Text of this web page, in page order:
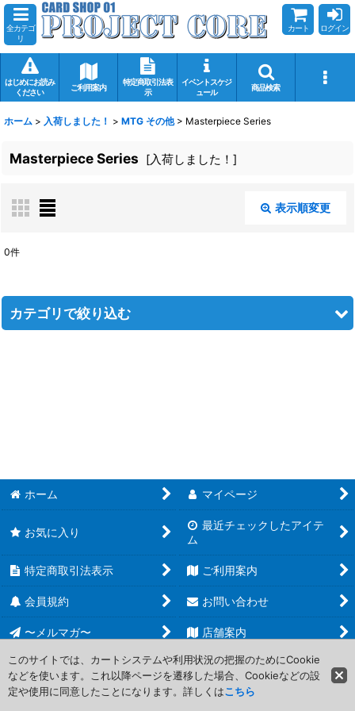
全カテゴ
リ
カート ログイン
はじめにお読み
ください
ご利用案内
特定商取引法表
示
イベントスケジ
ュール
商品検索
ホーム > 入荷しました！ > MTG その他 > Masterpiece Series
Masterpiece Series [入荷しました！ ]
表示順変更
在庫あり
0件
カテゴリで絞り込む
【UST】Unstable
【UNH】Unhinged
Masterpiece Series
【V17】From the Vault:Transform
【V16】From the Vault:Lore
【V15】From the Vault:Angels
ホーム マイページ
お気に入り
最近チェックしたアイテ
ム
特定商取引法表示 ご利用案内
会員規約 お問い合わせ
〜メルマガ〜 店舗案内
Copyright (C) 2006-2017 PROJECT CORE Corporation. All Rights
Reserved.
このサイトでは、カートシステムや利用状況の把握のためにCookie
などを使います。これ以降ページを遷移した場合、Cookieなどの設
定や使用に同意したことになります。詳しくはこちら